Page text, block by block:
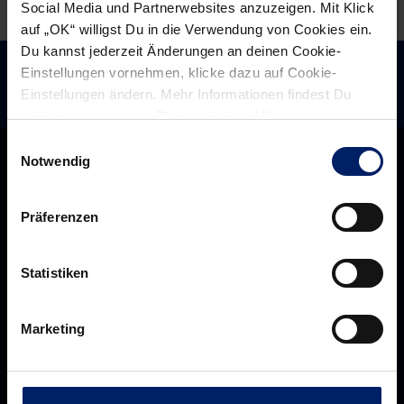
Social Media und Partnerwebsites anzuzeigen. Mit Klick
auf „OK“ willigst Du in die Verwendung von Cookies ein.
Du kannst jederzeit Änderungen an deinen Cookie-
Einstellungen vornehmen, klicke dazu auf Cookie-
Einstellungen ändern. Mehr Informationen findest Du
außerdem in unsererDatenschutzerklärung.
Notwendig
Präferenzen
Statistiken
Marketing
Rhein-Neckar Löwen GmbH